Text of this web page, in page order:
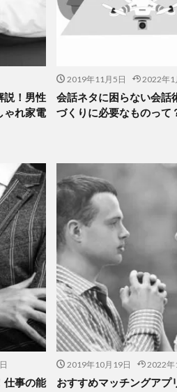
説！男性
ゃれ家電
2019年11月5日 2022年1
会話ネタに困らない会話
づくりに必要なものって
仕事の能
2019年10月19日 2022年
おすすめマッチングアプ